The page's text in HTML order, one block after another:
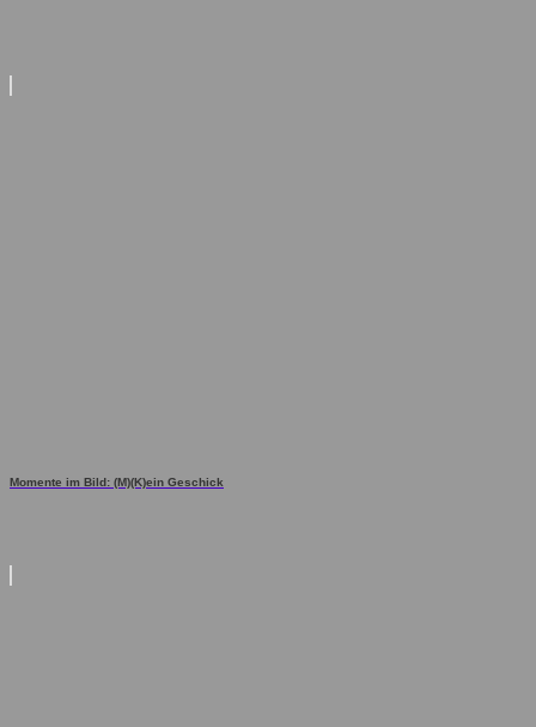
Momente im Bild: (M)(K)ein Geschick